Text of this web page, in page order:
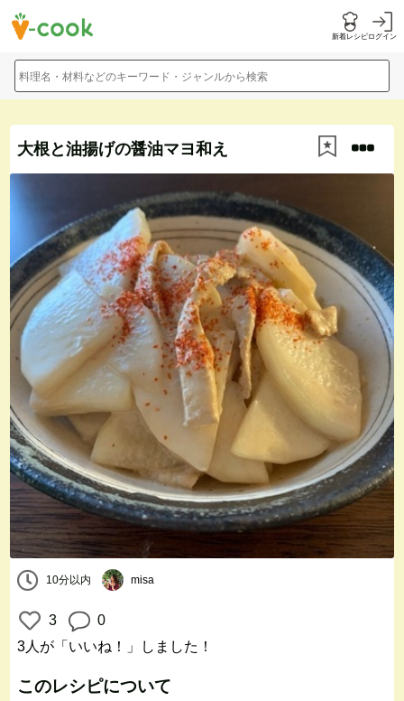
新着レシピログイン
料理名・材料などのキーワード・ジャンルから検索
大根と油揚げの醤油マヨ和え
10分以内 misa
3
0
3人 が「いいね！」しました！
このレシピについて